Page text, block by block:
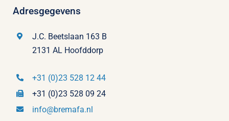
Adresgegevens
J.C. Beetslaan 163 B
2131 AL Hoofddorp
+31 (0)23 528 12 44
+31 (0)23 528 09 24
info@bremafa.nl